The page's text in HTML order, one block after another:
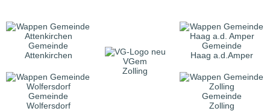
Gemeinde
Attenkirchen
VGem
Zolling
Gemeinde
Haag a.d.Amper
Gemeinde
Wolfersdorf
Gemeinde
Zolling